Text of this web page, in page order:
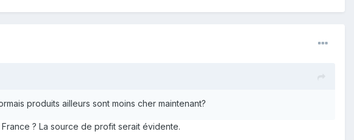
produits ailleurs sont moins cher maintenant?
? La source de profit serait évidente.